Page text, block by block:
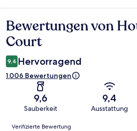
Bewertungen
Bewertungen von
Court
9,4 Hervorragend
1.006 Bewertungen
9,6
Sauberkeit
9,4
Ausstattung
Bewertungen
Verifizierte Bewertung